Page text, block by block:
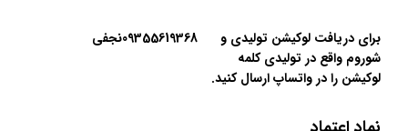
برای دریافت لوکیشن تولیدی و
شوروم واقع در تولیدی کلمه
لوکیشن را در واتساپ ارسال کنید.
09355619368نجفی